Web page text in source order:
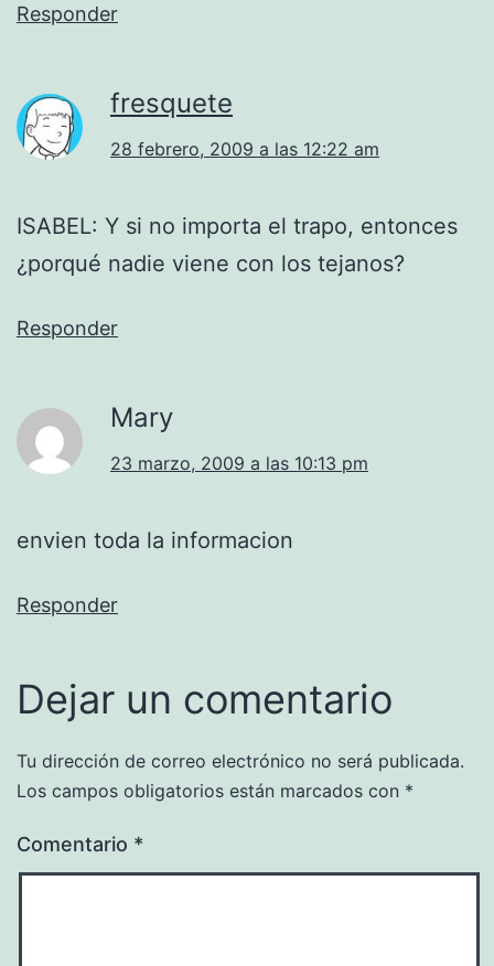
Responder
fresquete
28 febrero, 2009 a las 12:22 am
ISABEL: Y si no importa el trapo, entonces
¿porqué nadie viene con los tejanos?
Responder
Mary
23 marzo, 2009 a las 10:13 pm
envien toda la informacion
Responder
Dejar un comentario
Tu dirección de correo electrónico no será publicada.
Los campos obligatorios están marcados con *
Comentario *